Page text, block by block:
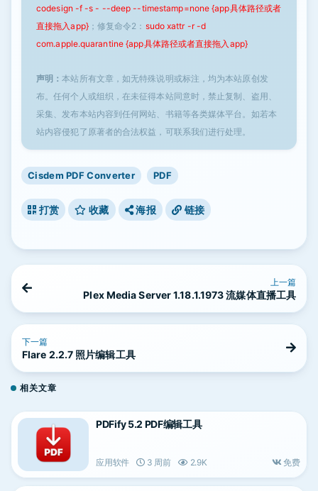
codesign -f -s - --deep --timestamp=none {app具体路径或者
直接拖入app}；修复命令2： sudo xattr -r -d
com.apple.quarantine {app具体路径或者直接拖入app}
声明：本站所有文章，如无特殊说明或标注，均为本站原创发
布。任何个人或组织，在未征得本站同意时，禁止复制、盗用、
采集、发布本站内容到任何网站、书籍等各类媒体平台。如若本
站内容侵犯了原著者的合法权益，可联系我们进行处理。
Cisdem PDF Converter PDF
打赏 收藏 海报 链接
上一篇
Plex Media Server 1.18.1.1973 流媒体直播工具
下一篇
Flare 2.2.7 照片编辑工具
相关文章
PDFify 5.2 PDF编辑工具
应用软件 3 周前 2.9K 免费